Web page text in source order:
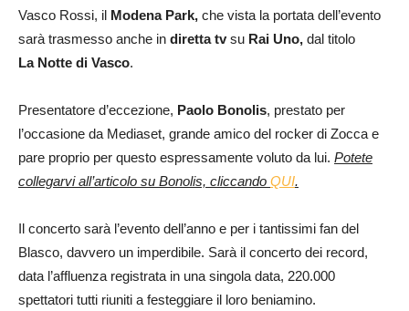
Vasco Rossi, il Modena Park, che vista la portata dell’evento
sarà trasmesso anche in diretta tvsu Rai Uno, dal titolo
La Notte di Vasco.
Presentatore d’eccezione, Paolo Bonolis, prestato per
l’occasione da Mediaset, grande amico del rocker di Zocca e
pare proprio per questo espressamente voluto da lui. Potete
collegarvi all’articolo su Bonolis, cliccando QUI.
Il concerto sarà l’evento dell’anno e per i tantissimi fan del
Blasco, davvero un imperdibile. Sarà il concerto dei record,
data l’affluenza registrata in una singola data, 220.000
spettatori tutti riuniti a festeggiare il loro beniamino.